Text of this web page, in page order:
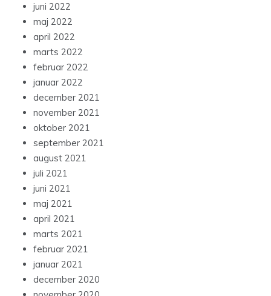
juni 2022
maj 2022
april 2022
marts 2022
februar 2022
januar 2022
december 2021
november 2021
oktober 2021
september 2021
august 2021
juli 2021
juni 2021
maj 2021
april 2021
marts 2021
februar 2021
januar 2021
december 2020